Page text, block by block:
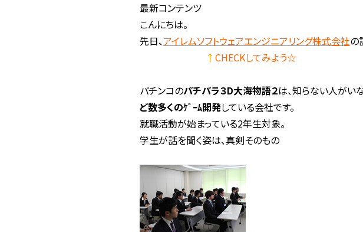
最新コンテンツ
こんにちは。
先日、アイレムソフトウェアエンジニアリング株式会社の
↑CHECKしてみよう☆
パチンコのパチパラ３D大海物語２は、知らない人がい
ど数多くのｹﾞｰﾑ開発している会社です。
就職活動が始まっている2年生対象。
学生が話を聞く姿は、真剣そのもの